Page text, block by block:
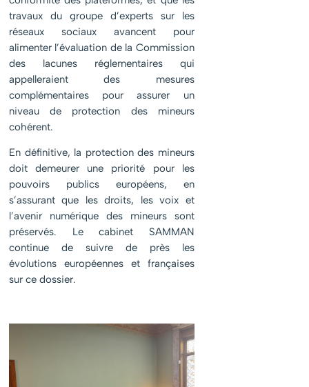
travaux du groupe d’experts sur les
réseaux sociaux avancent pour
alimenter l’évaluation de la Commission
des lacunes réglementaires qui
appelleraient des mesures
complémentaires pour assurer un
niveau de protection des mineurs
cohérent.
En définitive, la protection des mineurs
doit demeurer une priorité pour les
pouvoirs publics européens, en
s’assurant que les droits, les voix et
l’avenir numérique des mineurs sont
préservés. Le cabinet SAMMAN
continue de suivre de près les
évolutions européennes et françaises
sur ce dossier.